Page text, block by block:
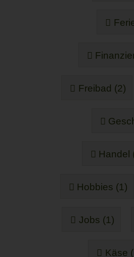
Freibad (2)
Handel
Hobbies (1)
Jobs (1)
Käse